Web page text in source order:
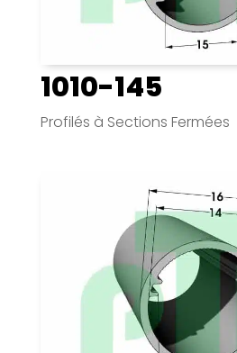
1010-145
Profilés à Sections Fermées